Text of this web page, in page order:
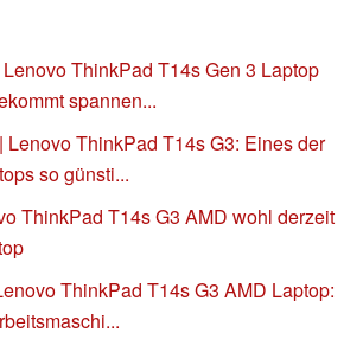
ThinkPad T14s Gen 3 Laptop
spannen...
Lenovo ThinkPad T14s G3: Eines der
so günsti...
ThinkPad T14s G3 AMD wohl derzeit
ThinkPad T14s G3 AMD Laptop: